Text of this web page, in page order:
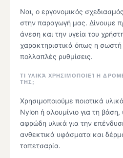
Ναι, ο εργονομικός
στην παραγωγή μας. Δίνουμε
άνεση και την υγεία του
χαρακτηριστικά όπως η σωστή
πολλαπλές ρυθμίσεις.
ΤΙ ΥΛΙΚΆ ΧΡΗΣΙΜΟΠΟΙΕΊ Η
ΤΗΣ;
Χρησιμοποιούμε ποιοτικά
Nylon ή αλουμίνιο για τη
αφρώδη υλικά για την
ανθεκτικά υφάσματα και
ταπετσαρία.